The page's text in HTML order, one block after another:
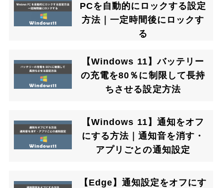
PCを自動的にロックする設定
方法｜一定時間後にロックす
る
【Windows 11】バッテリー
の充電を80％に制限して長持
ちさせる設定方法
【Windows 11】通知をオフ
にする方法｜通知音を消す・
アプリごとの通知設定
【Edge】通知設定をオフにす